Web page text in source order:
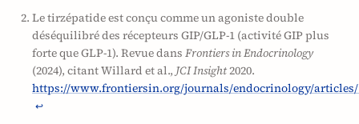
Le tirzépatide est conçu comme un agoniste double
déséquilibré des récepteurs GIP/GLP-1 (activité GIP plus
forte que GLP-1). Revue dans Frontiers in Endocrinology
(2024), citant Willard et al.,JCI Insight2020.
https://www.frontiersin.org/journals/endocrinology/articles/
↩